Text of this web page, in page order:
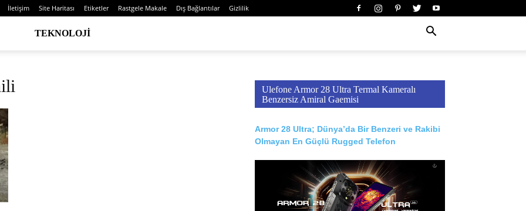
İletişim Site Haritası Etiketler Rastgele Makale Dış Bağlantılar Gizlilik
TEKNOLOJI
Ulefone Armor 28 Ultra Termal Kameralı
Benzersiz Amiral Gaemisi
Armor 28 Ultra; Dünya’da Bir Benzeri ve Rakibi
Olmayan En Güçlü Rugged Telefon